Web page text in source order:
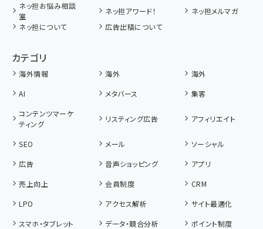
ネッ担お悩み相談
室
ネッ担アワード！
ネッ担メルマガ
ネッ担について
広告出稿について
カテゴリ
海外情報 海外
海外
AI
メタバース
集客
コンテンツマーケ
ティング
リスティング広告 アフィリエイト
SEO メール
ソーシャル
広告
音声ショッピング
アプリ
売上向上
会員制度
CRM
LPO
アクセス解析
サイト最適化
スマホ・タブレット
データ・競合分析
ポイント制度